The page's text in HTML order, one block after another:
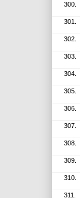
300.
301.
302.
303.
304.
305.
306.
307.
308.
309.
310.
311.